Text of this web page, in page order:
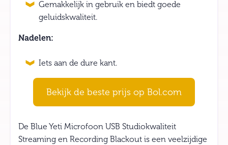
Gemakkelijk in gebruik en biedt goede
geluidskwaliteit.
Nadelen:
Iets aan de dure kant.
Bekijk de beste prijs op Bol.com
De Blue Yeti Microfoon USB Studiokwaliteit
Streaming en Recording Blackout is een veelzijdige